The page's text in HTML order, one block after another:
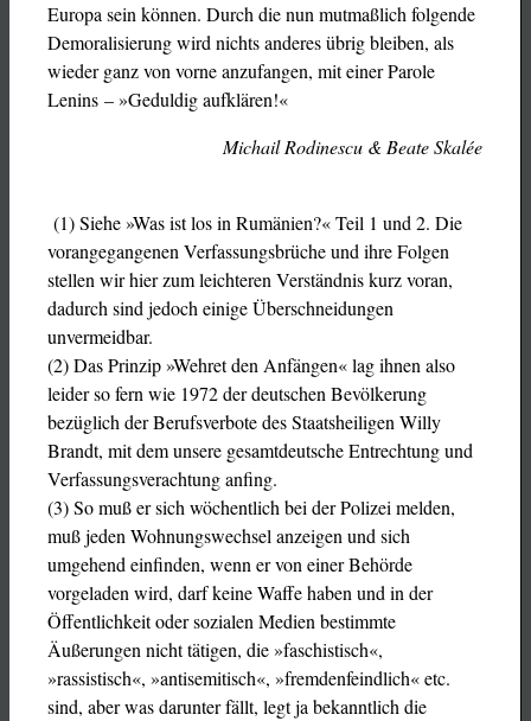
Europa sein können. Durch die nun mutmaßlich folgende
Demoralisierung wird nichts anderes übrig bleiben, als
wieder ganz von vorne anzufangen, mit einer Parole
Lenins – »Geduldig aufklären!«
Michail Rodinescu & Beate Skalée
(1) Siehe »Was ist los in Rumänien?« Teil 1 und 2. Die
vorangegangenen Verfassungsbrüche und ihre Folgen
stellen wir hier zum leichteren Verständnis kurz voran,
dadurch sind jedoch einige Überschneidungen
unvermeidbar.
(2) Das Prinzip »Wehret den Anfängen« lag ihnen also
leider so fern wie 1972 der deutschen Bevölkerung
bezüglich der Berufsverbote des Staatsheiligen Willy
Brandt, mit dem unsere gesamtdeutsche Entrechtung und
Verfassungsverachtung anfing.
(3) So muß er sich wöchentlich bei der Polizei melden,
muß jeden Wohnungswechsel anzeigen und sich
umgehend einfinden, wenn er von einer Behörde
vorgeladen wird, darf keine Waffe haben und in der
Öffentlichkeit oder sozialen Medien bestimmte
Äußerungen nicht tätigen, die »faschistisch«,
»rassistisch«, »antisemitisch«, »fremdenfeindlich« etc.
sind, aber was darunter fällt, legt ja bekanntlich die